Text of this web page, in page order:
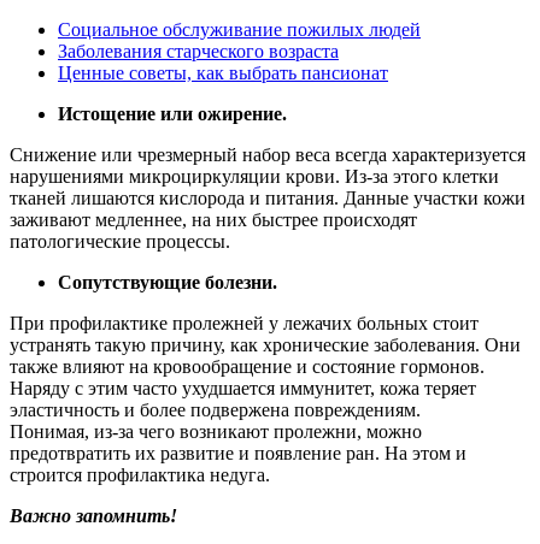
Социальное обслуживание пожилых людей
Заболевания старческого возраста
Ценные советы, как выбрать пансионат
Истощение или ожирение.
Снижение или чрезмерный набор веса всегда характеризуется
нарушениями микроциркуляции крови. Из-за этого клетки
тканей лишаются кислорода и питания. Данные участки кожи
заживают медленнее, на них быстрее происходят
патологические процессы.
Сопутствующие болезни.
При профилактике пролежней у лежачих больных стоит
устранять такую причину, как хронические заболевания. Они
также влияют на кровообращение и состояние гормонов.
Наряду с этим часто ухудшается иммунитет, кожа теряет
эластичность и более подвержена повреждениям.
Понимая, из-за чего возникают пролежни, можно
предотвратить их развитие и появление ран. На этом и
строится профилактика недуга.
Важно запомнить!